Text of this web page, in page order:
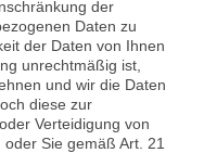
der
Daten zu
der Daten von Ihnen
unrechtmäßig ist,
und wir die Daten
diese zur
Verteidigung von
Sie gemäß Art. 21